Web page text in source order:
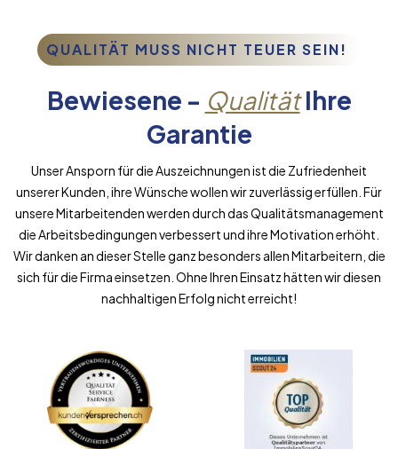
QUALITÄT MUSS NICHT TEUER SEIN!
Bewiesene - QualitätIhre
Garantie
Unser Ansporn für die Auszeichnungen ist die Zufriedenheit
unserer Kunden, ihre Wünsche wollen wir zuverlässig erfüllen. Für
unsere Mitarbeitenden werden durch das Qualitätsmanagement
die Arbeitsbedingungen verbessert und ihre Motivation erhöht.
Wir danken an dieser Stelle ganz besonders allen Mitarbeitern, die
sich für die Firma einsetzen. Ohne Ihren Einsatz hätten wir diesen
nachhaltigen Erfolg nicht erreicht!